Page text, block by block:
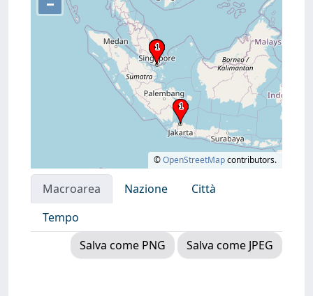
©OpenStreetMapcontributors.
Macroarea Nazione
Città
Tempo
Salva come PNG
Salva come JPEG